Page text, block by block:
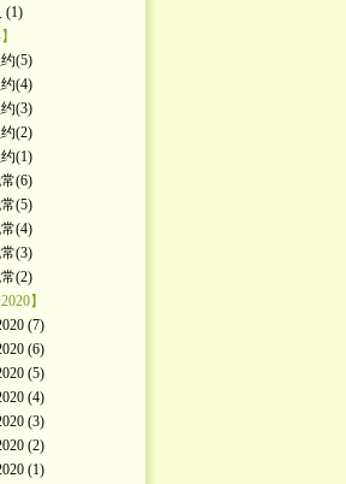
(1)
(5)
(4)
(3)
(2)
(1)
(6)
(5)
(4)
(3)
(2)
】
(7)
(6)
(5)
(4)
(3)
(2)
(1)